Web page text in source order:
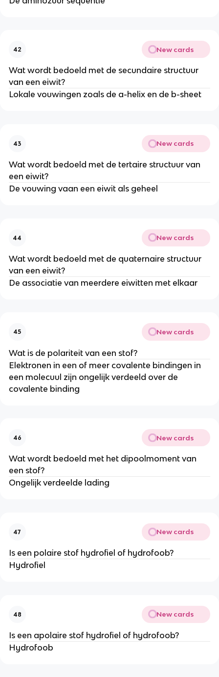
42 New cards
Wat wordt bedoeld met de secundaire structuur
van een eiwit?
Lokale vouwingen zoals de a-helix en de b-sheet
43 New cards
Wat wordt bedoeld met de tertaire structuur van
een eiwit?
De vouwing vaan een eiwit als geheel
44 New cards
Wat wordt bedoeld met de quaternaire structuur
van een eiwit?
De associatie van meerdere eiwitten met elkaar
45 New cards
Wat is de polariteit van een stof?
Elektronen in een of meer covalente bindingen in
een molecuul zijn ongelijk verdeeld over de
covalente binding
46 New cards
Wat wordt bedoeld met het dipoolmoment van
een stof?
Ongelijk verdeelde lading
47 New cards
Is een polaire stof hydrofiel of hydrofoob?
Hydrofiel
48 New cards
Is een apolaire stof hydrofiel of hydrofoob?
Hydrofoob